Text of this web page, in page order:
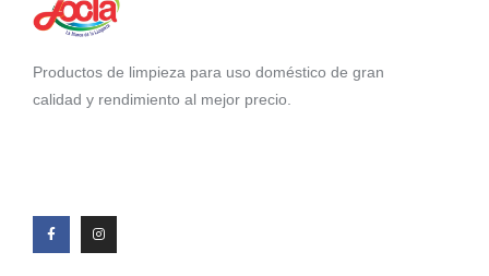
Productos de limpieza para uso doméstico de gran
calidad y rendimiento al mejor precio.